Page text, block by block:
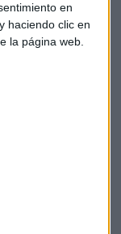
en
haciendo clic en
la página web.
del BCE será el
oficialmente su
Super